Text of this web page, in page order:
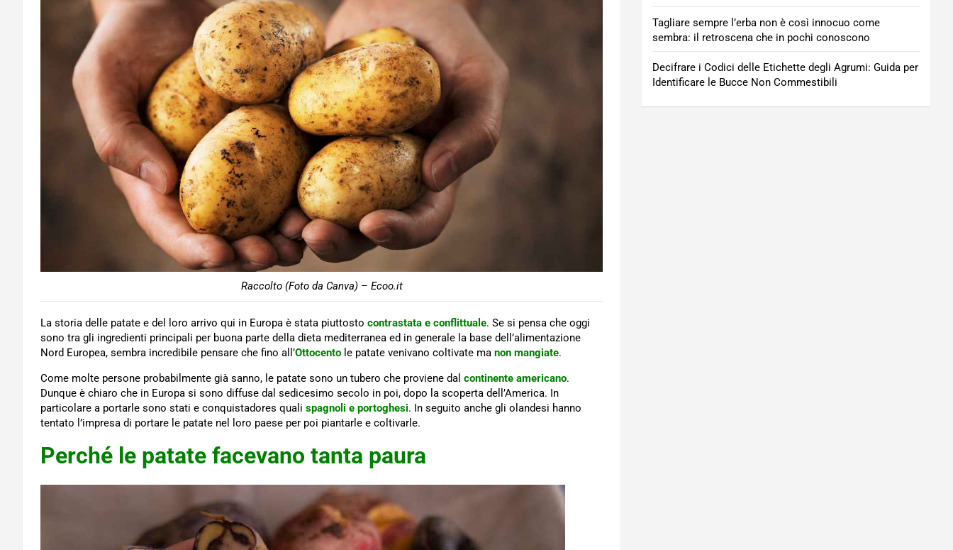
Raccolto (Foto da Canva) – Ecoo.it
La storia delle patate e del loro arrivo qui in Europa è stata piuttosto contrastata e conflittuale. Se si pensa che oggi
sono tra gli ingredienti principali per buona parte della dieta mediterranea ed in generale la base dell’alimentazione
Nord Europea, sembra incredibile pensare che fino all’Ottocento le patate venivano coltivate ma non mangiate.
Come molte persone probabilmente già sanno, le patate sono un tubero che proviene dal continente americano.
Dunque è chiaro che in Europa si sono diffuse dal sedicesimo secolo in poi, dopo la scoperta dell’America. In
particolare a portarle sono stati e conquistadores quali spagnoli e portoghesi. In seguito anche gli olandesi hanno
tentato l’impresa di portare le patate nel loro paese per poi piantarle e coltivarle.
Perché le patate facevano tanta paura
Tagliare sempre l’erba non è così innocuo come
sembra: il retroscena che in pochi conoscono
Decifrare i Codici delle Etichette degli Agrumi: Guida per
Identificare le Bucce Non Commestibili